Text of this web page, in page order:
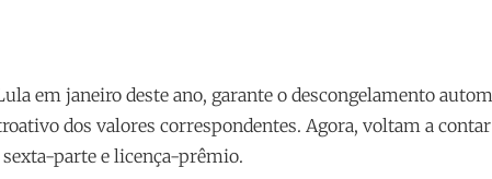
em janeiro deste ano, garante o descongelamento
dos valores correspondentes. Agora, voltam a
parte e licença-prêmio.